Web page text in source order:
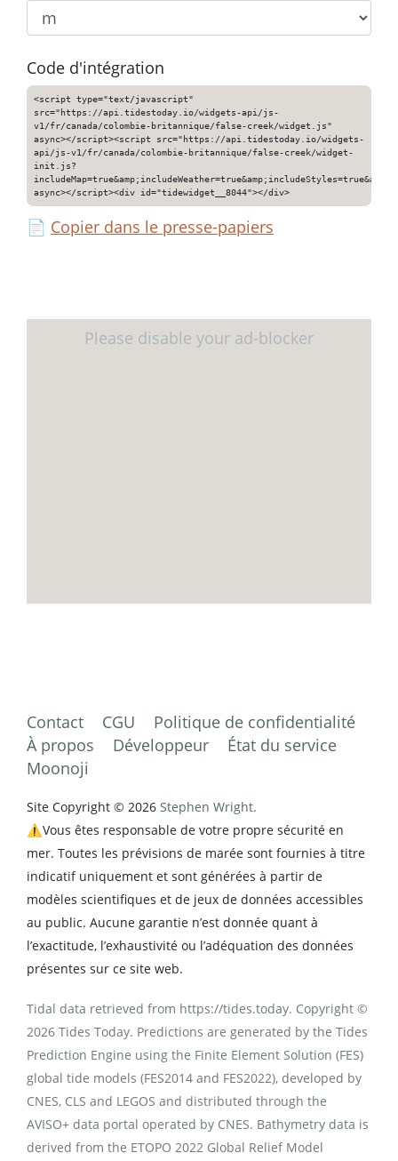
Code d'intégration
<script type="text/javascript"
src="https://api.tidestoday.io/widgets-api/js-
v1/fr/canada/colombie-britannique/false-creek/widget.js"
async></script><script src="https://api.tidestoday.io/widgets-
api/js-v1/fr/canada/colombie-britannique/false-creek/widget-
init.js?
async></script><div id="tidewidget__8044"></div>
📄 Copier dans le presse-papiers
Contact CGU
Politique de confidentialité
À propos
Développeur
État du service
Moonoji
Site Copyright © 2026 Stephen Wright.
⚠️Vous êtes responsable de votre propre sécurité en
mer. Toutes les prévisions de marée sont fournies à titre
indicatif uniquement et sont générées à partir de
modèles scientifiques et de jeux de données accessibles
au public. Aucune garantie n’est donnée quant à
l’exactitude, l’exhaustivité ou l’adéquation des données
présentes sur ce site web.
Tidal data retrieved from https://tides.today. Copyright ©
2026 Tides Today. Predictions are generated by the Tides
Prediction Engine using the Finite Element Solution (FES)
global tide models (FES2014 and FES2022), developed by
CNES, CLS and LEGOS and distributed through the
AVISO+ data portal operated by CNES. Bathymetry data is
derived from the ETOPO 2022 Global Relief Model